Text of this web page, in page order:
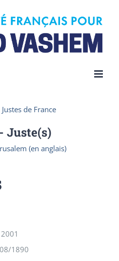
de France
- Juste(s)
(en anglais)
2001
1890